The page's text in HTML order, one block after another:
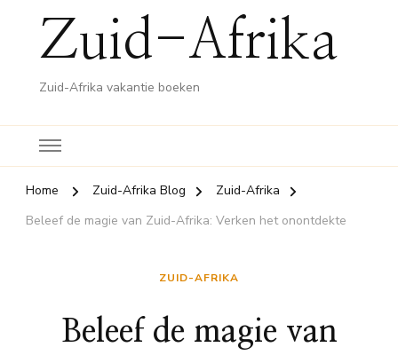
Zuid-Afrika
Zuid-Afrika vakantie boeken
Home Zuid-Afrika Blog
Zuid-Afrika
Beleef de magie van Zuid-Afrika: Verken het onontdekte
ZUID-AFRIKA
Beleef de magie van